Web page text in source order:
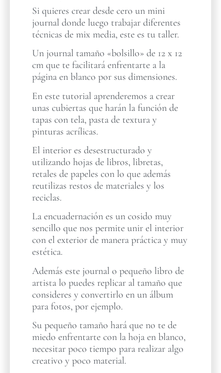
Si quieres crear desde cero un mini
journal donde luego trabajar diferentes
técnicas de mix media, este es tu taller.
Un journal tamaño «bolsillo» de 12 x 12
cm que te facilitará enfrentarte a la
página en blanco por sus dimensiones.
En este tutorial aprenderemos a crear
unas cubiertas que harán la función de
tapas con tela, pasta de textura y
pinturas acrílicas.
El interior es desestructurado y
utilizando hojas de libros, libretas,
retales de papeles con lo que además
reutilizas restos de materiales y los
reciclas.
La encuadernación es un cosido muy
sencillo que nos permite unir el interior
con el exterior de manera práctica y muy
estética.
Además este journal o pequeño libro de
artista lo puedes replicar al tamaño que
consideres y convertirlo en un álbum
para fotos, por ejemplo.
Su pequeño tamaño hará que no te de
miedo enfrentarte con la hoja en blanco,
necesitar poco tiempo para realizar algo
creativo y poco material.